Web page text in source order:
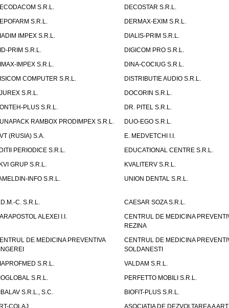
S.R.L.
DECOSTAR S.R.L.
S.R.L.
DERMAX-EXIM S.R.L.
IMPEX S.R.L.
DIALIS-PRIM S.R.L.
PRIM S.R.L.
DIGICOM PRO S.R.L.
IMPEX S.R.L.
DINA-COCIUG S.R.L.
COMPUTER S.R.L.
DISTRIBUTIE AUDIO S.R.L.
S.R.L.
DOCORIN S.R.L.
PLUS S.R.L.
DR. PITEL S.R.L.
RAMBOX PRODIMPEX S.R.L.
DUO-EGO S.R.L.
(RUSIA) S.A.
E. MEDVETCHI I.I.
PERIODICE S.R.L.
EDUCATIONAL CENTRE S.R.L.
GRUP S.R.L.
KVALITERV S.R.L.
INFO S.R.L.
UNION DENTAL S.R.L.
C. S.R.L.
CAESAR SOZA S.R.L.
ALEXEI I.I.
CENTRUL DE MEDICINA
REZINA
DE MEDICINA PREVENTIVA
CENTRUL DE MEDICINA
SOLDANESTI
S.R.L.
VALDAM S.R.L.
S.R.L.
PERFETTO MOBILI S.R.L.
S.R.L., S.C.
BIOFIT-PLUS S.R.L.
COLAJ
ASOCIATIA DE DEZVOLTAREA A